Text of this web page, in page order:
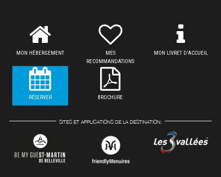
MON HÉBERGEMENT
MES
RECOMMANDATIONS
MON LIVRET D'ACCUEIL
RÉSERVER BROCHURE
SITES ET APPLICATIONS DE LA DESTINATION: